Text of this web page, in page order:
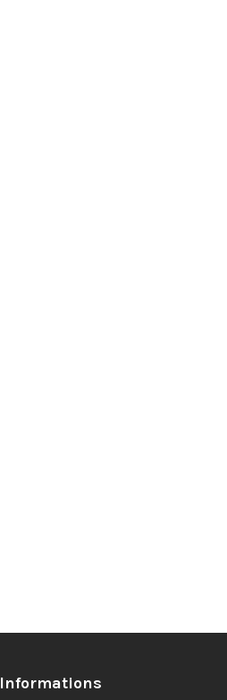
Informations